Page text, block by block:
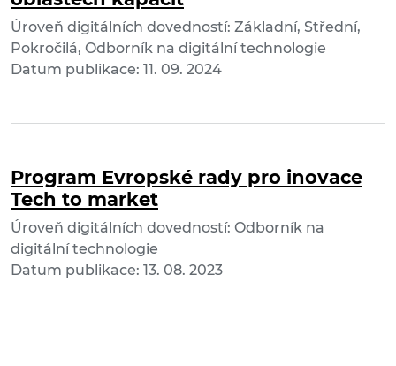
Úroveň digitálních dovedností: Základní, Střední,
Pokročilá, Odborník na digitální technologie
Datum publikace: 11. 09. 2024
Program Evropské rady pro inovace
Tech to market
Úroveň digitálních dovedností: Odborník na
digitální technologie
Datum publikace: 13. 08. 2023